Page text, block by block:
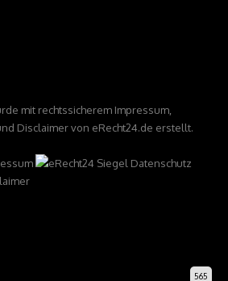
mit rechtssicherem Impressum,
Disclaimer von eRecht24.de erstellt.
565